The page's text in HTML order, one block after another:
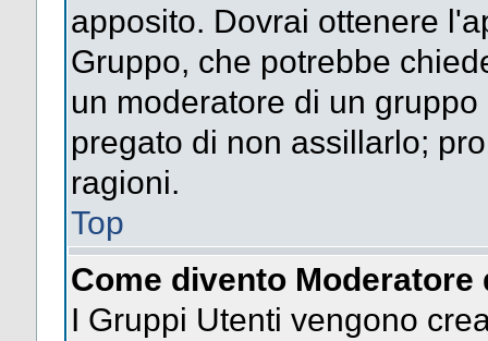
apposito. Dovrai ottenere
Gruppo, che potrebbe
un moderatore di un
pregato di non assillarlo;
ragioni.
Top
Come divento Moderatore
I Gruppi Utenti vengono